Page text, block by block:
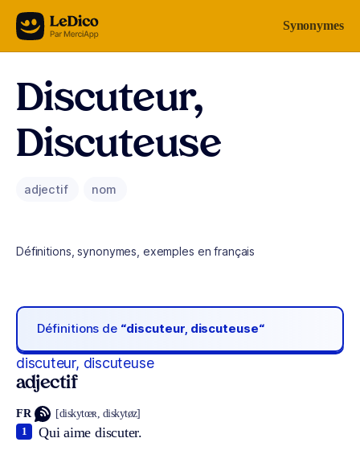
Aller au contenu Synonymes
Discuteur,
Discuteuse
adjectif nom
Définitions, synonymes, exemples en français
Définitions de “discuteur, discuteuse“
discuteur, discuteuse
adjectif
FR [diskytœʀ, diskytøz]
Qui aime discuter.
1